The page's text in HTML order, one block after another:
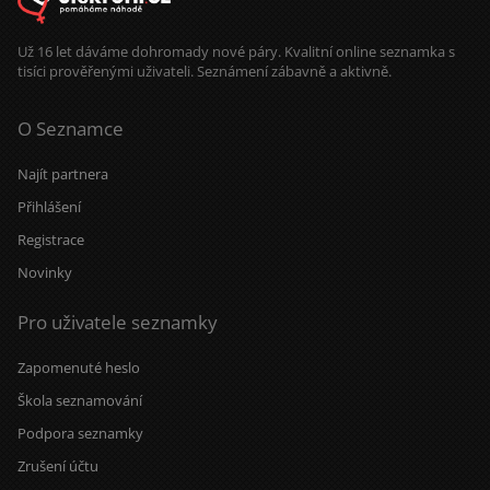
Už 16 let dáváme dohromady nové páry. Kvalitní online seznamka s
tisíci prověřenými uživateli. Seznámení zábavně a aktivně.
O Seznamce
Najít partnera
Přihlášení
Registrace
Novinky
Pro uživatele seznamky
Zapomenuté heslo
Škola seznamování
Podpora seznamky
Zrušení účtu